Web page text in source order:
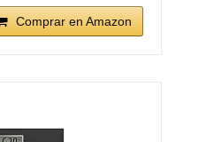
Comprar en Amazon